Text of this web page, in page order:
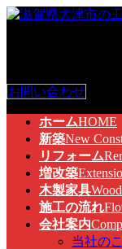
コ
ツ
へ
ス
ナ
シ
ョ
ン
お問い合わせ
ホームHOME
新築New
リフォーム
増改築
木製家具
施工の流れ
会社案内
当社の